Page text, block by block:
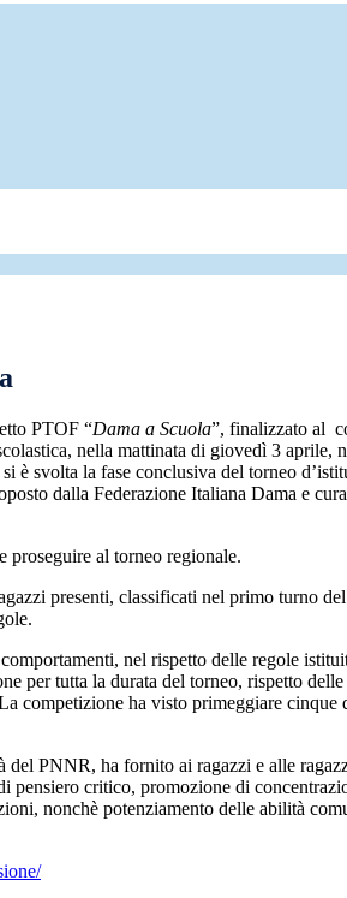
PTOF “Dama a Scuola”, finalizzato al
nella mattinata di giovedì 3 aprile,
è svolta la fase conclusiva del torneo
dalla Federazione Italiana Dama e
al torneo regionale.
presenti, classificati nel primo turno
nel rispetto delle regole
per tutta la durata del torneo, rispetto
competizione ha visto primeggiare cinque
PNNR, ha fornito ai ragazzi e alle
critico, promozione di
nonchè potenziamento delle abilità